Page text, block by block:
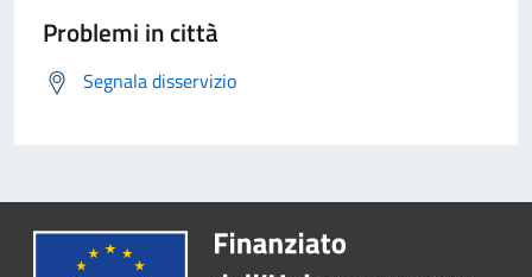
Problemi in città
Segnala disservizio